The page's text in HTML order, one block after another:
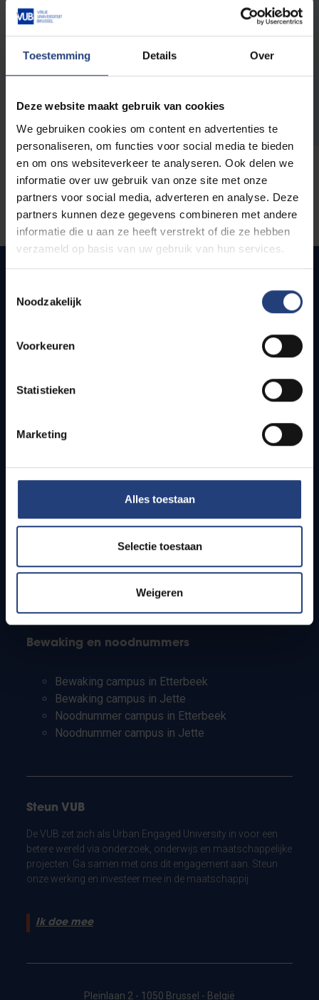
Toestemming Details Over
Deze website maakt gebruik van cookies
We gebruiken cookies om content en advertenties te
personaliseren, om functies voor social media te bieden
en om ons websiteverkeer te analyseren. Ook delen we
informatie over uw gebruik van onze site met onze
partners voor social media, adverteren en analyse. Deze
partners kunnen deze gegevens combineren met andere
informatie die u aan ze heeft verstrekt of die ze hebben
verzameld op basis van uw gebruik van hun services.
Noodzakelijk
Voorkeuren
Statistieken
Marketing
Alles toestaan
Selectie toestaan
Weigeren
De volledige URL van de pagina waar je de fout zag.
Snel naar
Bereikbaarheid
Studenten
PhD-studenten
Leerkrachten en secundaire scholen
Bewaking en noodnummers
Bewaking campus in Etterbeek
Bewaking campus in Jette
Noodnummer campus in Etterbeek
Noodnummer campus in Jette
Steun VUB
De VUB zet zich als Urban Engaged University in voor een
betere wereld via onderzoek, onderwijs en maatschappelijke
projecten. Ga samen met ons dit engagement aan. Steun
onze werking en investeer mee in de maatschappij.
Ik doe mee
Pleinlaan 2 - 1050 Brussel - België